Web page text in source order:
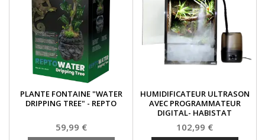
PLANTE FONTAINE "WATER
DRIPPING TREE" - REPTO
Prix
59,99 €
HUMIDIFICATEUR ULTRASON
AVEC PROGRAMMATEUR
DIGITAL- HABISTAT
Prix
102,99 €